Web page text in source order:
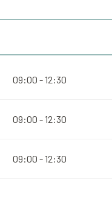
09:00 - 12:30
09:00 - 12:30
09:00 - 12:30